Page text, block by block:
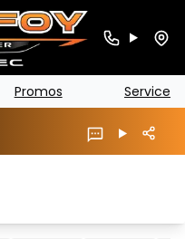
Promos Service